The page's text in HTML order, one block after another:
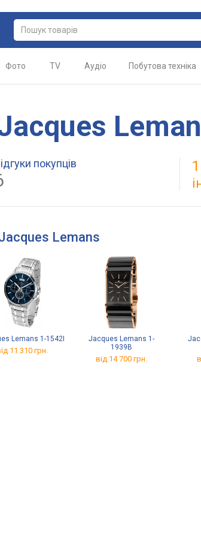
Фото TV Аудіо Побутова техніка
покупців
Lemans
Lemans 1-1542I
11 310 грн.
Jacques Lemans 1-
1939B
від 14 700 грн.